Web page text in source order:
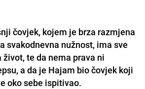
čovjek, kojem je brza razmjena
svakodnevna nužnost, ima sve
te da nema prava ni
a da je Hajam bio čovjek koji
oko sebe ispitivao.